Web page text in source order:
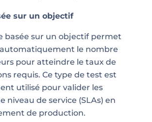
sur un objectif
basée sur un objectif permet
le nombre
pour atteindre le taux de
requis. Ce type de test est
utilisé pour valider les
niveau de service (SLAs) en
de production.